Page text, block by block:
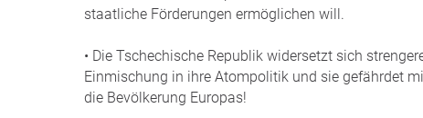
staatliche Förderungen ermöglichen will.
• Die Tschechische Republik widersetzt sich
Einmischung in ihre Atompolitik und sie gefährdet
die Bevölkerung Europas!